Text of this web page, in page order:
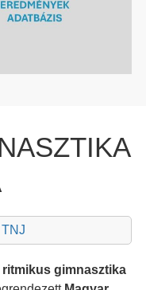
TNJ
ritmikus gimnasztika